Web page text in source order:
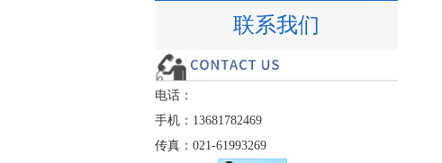
联系我们
电话：
手机：13681782469
传真：021-61993269